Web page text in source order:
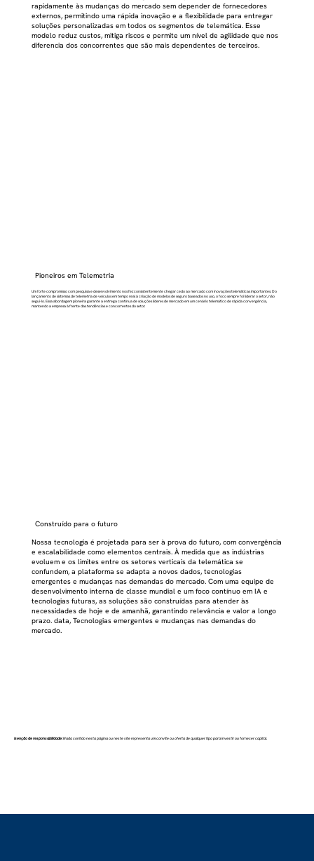
rapidamente às mudanças do mercado sem depender de fornecedores
externos, permitindo uma rápida inovação e a flexibilidade para entregar
soluções personalizadas em todos os segmentos de telemática. Esse
modelo reduz custos, mitiga riscos e permite um nível de agilidade que nos
diferencia dos concorrentes que são mais dependentes de terceiros.
Pioneiros em Telemetria
Um forte compromisso com pesquisa e desenvolvimento nos fez consistentemente chegar cedo ao mercado com inovações telemáticas importantes. Do
lançamento de sistemas de telemetria de veículos em tempo real à criação de modelos de seguro baseados no uso, o foco sempre foi liderar o setor, não
segui-lo. Essa abordagem pioneira garante a entrega contínua de soluções líderes de mercado em um cenário telemático de rápida convergência,
mantendo a empresa à frente das tendências e concorrentes do setor.
Construído para o futuro
Nossa tecnologia é projetada para ser à prova do futuro, com convergência
e escalabilidade como elementos centrais. À medida que as indústrias
evoluem e os limites entre os setores verticais da telemática se
confundem, a plataforma se adapta a novos dados, tecnologias
emergentes e mudanças nas demandas do mercado. Com uma equipe de
desenvolvimento interna de classe mundial e um foco contínuo em IA e
tecnologias futuras, as soluções são construídas para atender às
necessidades de hoje e de amanhã, garantindo relevância e valor a longo
prazo. data, Tecnologias emergentes e mudanças nas demandas do
mercado.
Isenção de responsabilidade:Nada contido nesta página ou neste site representa um convite ou oferta de qualquer tipo para investir ou fornecer capital.